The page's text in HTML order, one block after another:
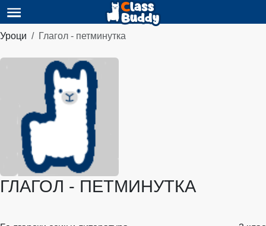
Уроци Глагол - петминутка
ГЛАГОЛ - ПЕТМИНУТКА